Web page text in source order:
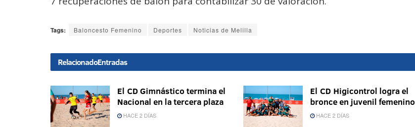
Tags: Baloncesto Femenino Deportes Noticias de Melilla
RelacionadoEntradas
El CD Gimnástico termina el
Nacional en la tercera plaza
HACE 2 DÍAS
El CD Higicontrol logra el
bronce en juvenil femenino
HACE 2 DÍAS